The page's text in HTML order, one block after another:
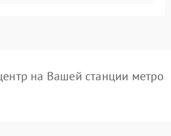
на Вашей станции метро